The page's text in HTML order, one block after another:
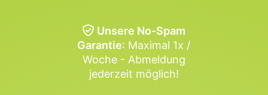
Unsere No-Spam
Garantie: Maximal 1x /
Woche - Abmeldung
jederzeit möglich!